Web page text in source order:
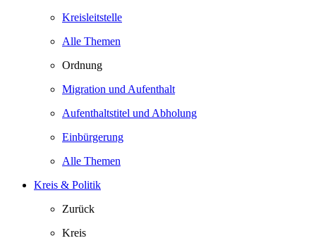
Kreisleitstelle
Alle Themen
Ordnung
Migration und Aufenthalt
Aufenthaltstitel und Abholung
Einbürgerung
Alle Themen
Kreis & Politik
Zurück
Kreis